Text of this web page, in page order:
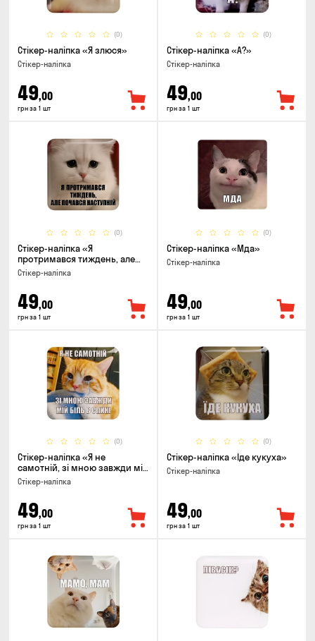
(0)
Стікер-наліпка «Я злюся»
Стікер-наліпка
49,00
грн за 1 шт
(0)
Стікер-наліпка «А?»
Стікер-наліпка
49,00
грн за 1 шт
(0)
Стікер-наліпка «Я
протримався тиждень, але
почався наступний»
Стікер-наліпка
49,00
грн за 1 шт
(0)
Стікер-наліпка «Мда»
Стікер-наліпка
49,00
грн за 1 шт
(0)
Стікер-наліпка «Я не
самотній, зі мною завжди мій
біль в спині»
Стікер-наліпка
49,00
грн за 1 шт
(0)
Стікер-наліпка «Їде кукуха»
Стікер-наліпка
49,00
грн за 1 шт